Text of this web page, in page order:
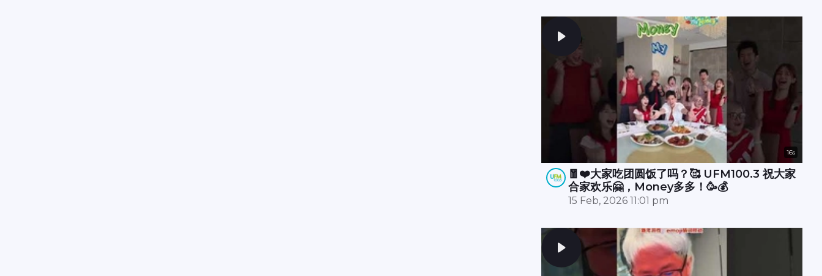
16s
🧧❤️大家吃团圆饭了吗？🥰 UFM100.3 祝大家
合家欢乐🤗，Money多多！🥳💰
15 Feb, 2026 11:01 pm